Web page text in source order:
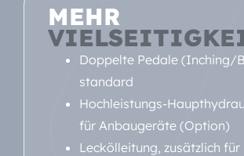
MEHR
Doppelte Pedale (Inching/
standard
Hochleistungs-
für Anbaugeräte (Option)
Leckölleitung, zusätzlich für